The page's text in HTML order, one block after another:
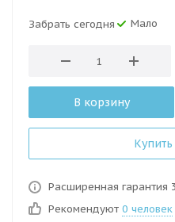
Забрать сегодня Мало
В корзину
Расширенная гарантия
Рекомендуют 0 человек